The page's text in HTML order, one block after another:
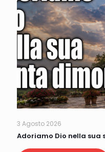
3 Agosto 2026
Adoriamo Dio nella sua